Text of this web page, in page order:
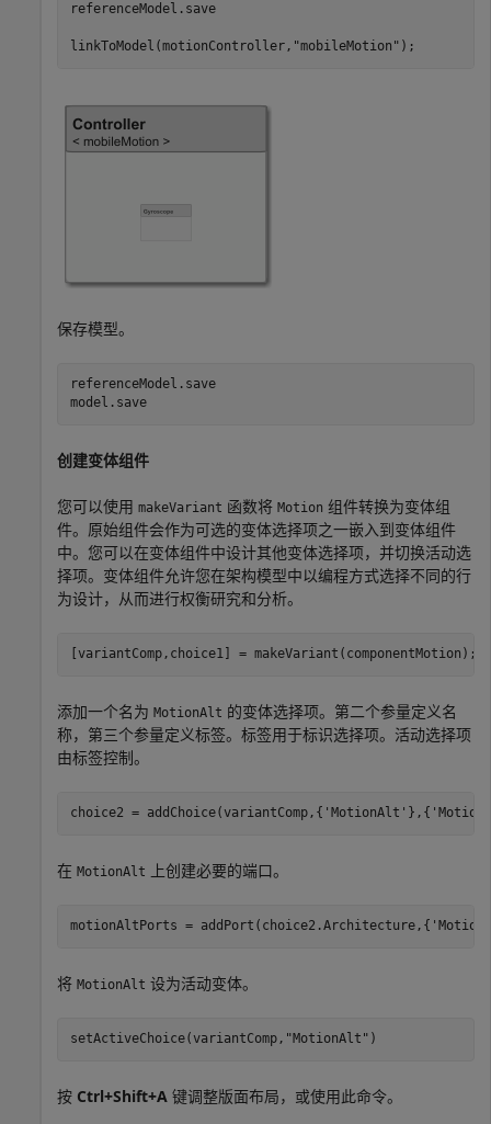
referenceModel.save
linkToModel(motionController, "mobileMotion" );
保存模型。
referenceModel.save
model.save
创建变体组件
您可以使用 makeVariant 函数将 Motion 组件转换为变体组
件。原始组件会作为可选的变体选择项之一嵌入到变体组件
中。您可以在变体组件中设计其他变体选择项，并切换活动选
择项。变体组件允许您在架构模型中以编程方式选择不同的行
为设计，从而进行权衡研究和分析。
[variantComp,choice1] = makeVariant(componentMotion);
添加一个名为 MotionAlt 的变体选择项。第二个参量定义名
称，第三个参量定义标签。标签用于标识选择项。活动选择项
由标签控制。
choice2 = addChoice(variantComp,{ 'MotionAlt' },{
在 MotionAlt 上创建必要的端口。
motionAltPorts = addPort(choice2.Architecture,{
将 MotionAlt 设为活动变体。
setActiveChoice(variantComp, "MotionAlt" )
按 Ctrl+Shift+A 键调整版面布局，或使用此命令。